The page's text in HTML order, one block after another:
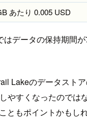
あたり 0.005 USD
データの保持期間
Lakeのデータスト
やすくなったのでは
もポイントかもしれ